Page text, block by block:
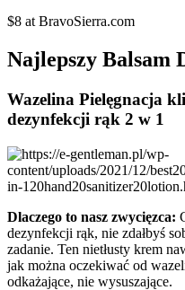
$8 at BravoSierra.com
Najlepszy Balsam
Wazelina Pielęgnacja
dezynfekcji rąk 2 w 1
Dlaczego to nasz zwycięzca:
dezynfekcji rąk, nie zdałbyś
zadanie. Ten nietłusty krem
jak można oczekiwać od
odkażające, nie wysuszające.